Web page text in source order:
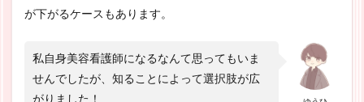
が下がるケースもあります。
私自身美容看護師になるなんて思ってもいま
せんでしたが、知ることによって選択肢が広
がりました！